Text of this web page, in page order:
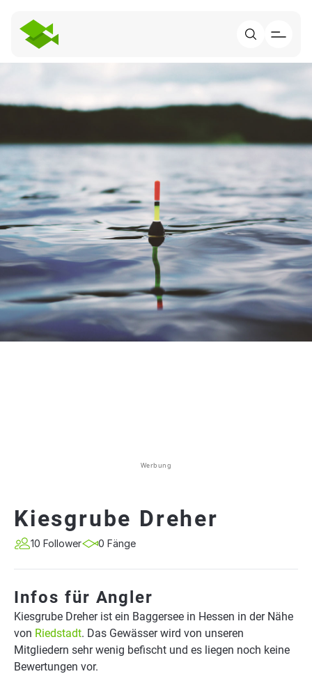
Werbung
Kiesgrube Dreher
10 Follower 0 Fänge
Infos für Angler
Kiesgrube Dreher ist ein Baggersee in Hessen in der Nähe
von Riedstadt. Das Gewässer wird von unseren
Mitgliedern sehr wenig befischt und es liegen noch keine
Bewertungen vor.